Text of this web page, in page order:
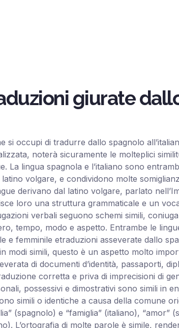
giurate
si occupi di tradurre dallo spagnolo
noterà sicuramente le molteplici
La lingua spagnola e l’italiano sono
volgare, e condividono molte
derivano dal latino volgare, parlato
loro una struttura grammaticale e un
verbali seguono schemi simili,
tempo, modo e aspetto. Entrambe le
e femminile etraduzioni asseverate dallo
modi simili, questo è un aspetto molto
di documenti d’identità, passaporti,
corretta e priva di imprecisioni di
possessivi e dimostrativi sono simili in
simili o identiche a causa della comune
(spagnolo) e “famiglia” (italiano), “amor”
L’ortografia di molte parole è simile,